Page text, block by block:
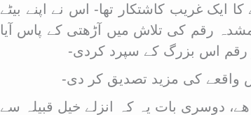
غریب کاشتکار تھا- اس نے اپنے بیٹے
رقم کی تلاش میں آڑھتی کے پاس آیا
رقم اس بزرگ کے سپرد کردی-
واقعے کی مزید تصدیق کر دی-
دوسری بات یہ کہ انزلے خیل قبیلہ سے